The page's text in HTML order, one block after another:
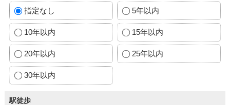
指定なし 5年以内
10年以内 15年以内
20年以内 25年以内
30年以内
駅徒歩